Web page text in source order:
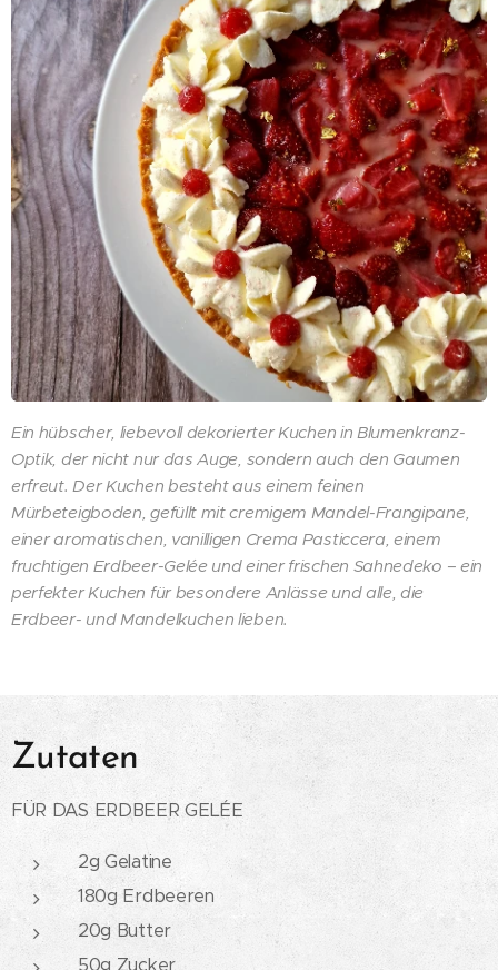
Ein hübscher, liebevoll dekorierter Kuchen in Blumenkranz-
Optik, der nicht nur das Auge, sondern auch den Gaumen
erfreut. Der Kuchen besteht aus einem feinen
Mürbeteigboden, gefüllt mit cremigem Mandel-Frangipane,
einer aromatischen, vanilligen Crema Pasticcera, einem
fruchtigen Erdbeer-Gelée und einer frischen Sahnedeko – ein
perfekter Kuchen für besondere Anlässe und alle, die
Erdbeer- und Mandelkuchen lieben.
Zutaten
FÜR DAS ERDBEER GELÉE
2g Gelatine
180g Erdbeeren
20g Butter
50g Zucker